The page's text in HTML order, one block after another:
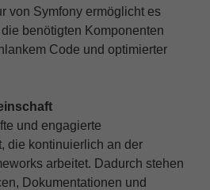
von Symfony ermöglicht es
benötigten Komponenten
Code und optimierter
und engagierte
die kontinuierlich an der
arbeitet. Dadurch stehen
Dokumentationen und